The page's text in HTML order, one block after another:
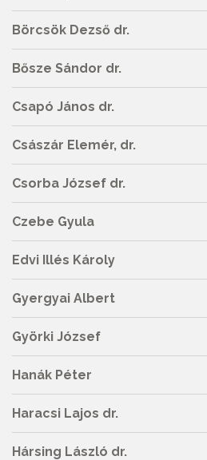
Börcsök Dezső dr.
Bősze Sándor dr.
Csapó János dr.
Császár Elemér, dr.
Csorba József dr.
Czebe Gyula
Edvi Illés Károly
Gyergyai Albert
Györki József
Hanák Péter
Haracsi Lajos dr.
Hársing László dr.